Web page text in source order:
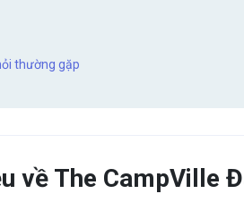
thường gặp
về The CampVille